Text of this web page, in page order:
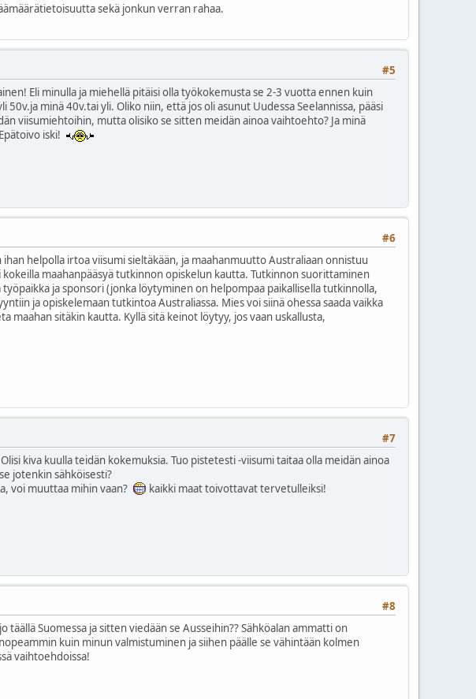
sekä jonkun verran rahaa.
#5
Eli minulla ja miehellä pitäisi olla työkokemusta se 2-3 vuotta ennen kuin
50v.ja minä 40v.tai yli. Oliko niin, että jos oli asunut Uudessa Seelannissa, pääsi
viisumiehtoihin, mutta olisiko se sitten meidän ainoa vaihtoehto? Ja minä
iski!
#6
helpolla irtoa viisumi sieltäkään, ja maahanmuutto Australiaan onnistuu
maahanpääsyä tutkinnon opiskelun kautta. Tutkinnon suorittaminen
ja sponsori (jonka löytyminen on helpompaa paikallisella tutkinnolla,
ja opiskelemaan tutkintoa Australiassa. Mies voi siinä ohessa saada vaikka
maahan sitäkin kautta. Kyllä sitä keinot löytyy, jos vaan uskallusta,
#7
kiva kuulla teidän kokemuksia. Tuo pistetesti -viisumi taitaa olla meidän ainoa
jotenkin sähköisesti?
voi muuttaa mihin vaan?
kaikki maat toivottavat tervetulleiksi!
#8
Suomessa ja sitten viedään se Ausseihin?? Sähköalan ammatti on
kuin minun valmistuminen ja siihen päälle se vähintään kolmen
vaihtoehdoissa!